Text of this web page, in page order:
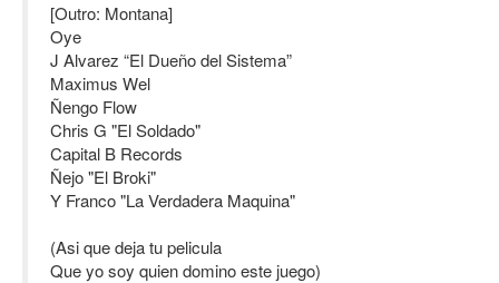
[Outro: Montana]
Oye
J Alvarez “El Dueño del Sistema”
Maximus Wel
Ñengo Flow
Chris G "El Soldado"
Capital B Records
Ñejo "El Broki"
Y Franco "La Verdadera Maquina"
(Asi que deja tu pelicula
Que yo soy quien domino este juego)